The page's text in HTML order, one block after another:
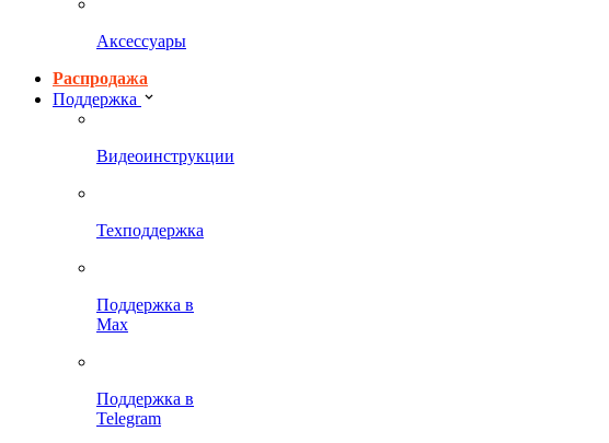
Аксессуары
Распродажа
Поддержка
Видеоинструкции
Техподдержка
Поддержка в
Max
Поддержка в
Telegram